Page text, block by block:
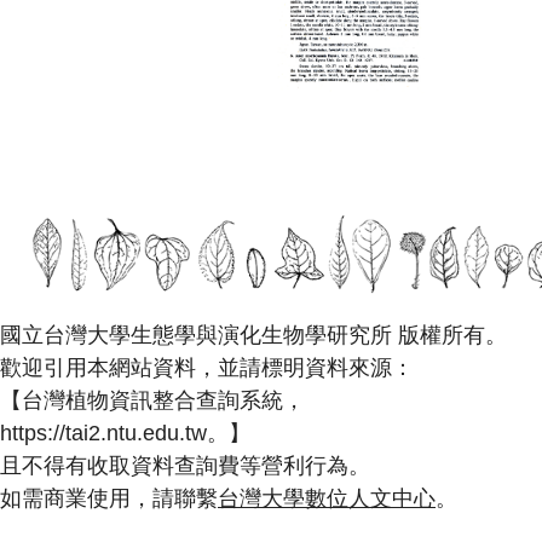
國立台灣大學生態學與演化生物學研究所 版權所有。
歡迎引用本網站資料，並請標明資料來源：
【台灣植物資訊整合查詢系統，
https://tai2.ntu.edu.tw。】
且不得有收取資料查詢費等營利行為。
如需商業使用，請聯繫台灣大學數位人文中心。